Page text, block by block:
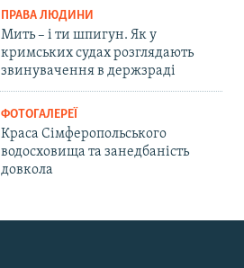
ПРАВА ЛЮДИНИ
Мить – і ти шпигун. Як у
кримських судах розглядають
звинувачення в держзраді
ФОТОГАЛЕРЕЇ
Краса Сімферопольського
водосховища та занедбаність
довкола